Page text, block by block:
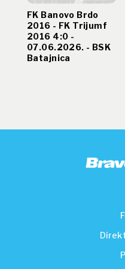
FK Banovo Brdo
2016 - FK Trijumf
2016 4:0 -
07.06.2026. - BSK
Batajnica